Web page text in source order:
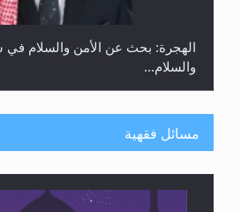
في شعر المسيح الموعود عليه
مسائل فقهية
هل يُحسب حول الزكاة وفق السنة